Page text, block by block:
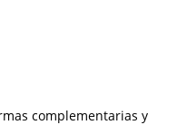
complementarias y